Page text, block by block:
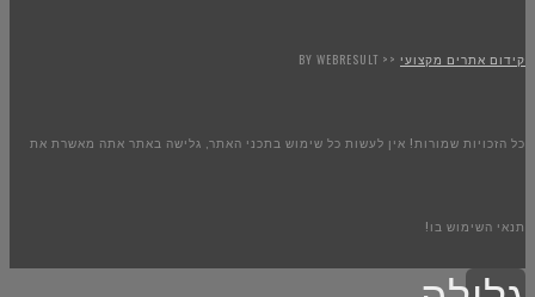
קידום אתרים מקצועי << BY WEBRESULT
כל הזכויות שמורות! אין לעשות כל שימוש בתכני האתר, גלישה באתר אתה מאשרת את
תנאי השימוש בו!